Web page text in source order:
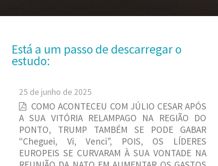
Está a um passo de descarregar o
estudo:
25 de junho de 2025
COMO ACONTECEU COM JÚLIO CESAR APÓS
A SUA VITÓRIA RELAMPAGO NA REGIÃO DO
PONTO, TRUMP TAMBÉM SE PODE GABAR
“Cheguei, Vi, Venci”, POIS, OS LÍDERES
EUROPEIS SE CURVARAM À SUA VONTADE NA